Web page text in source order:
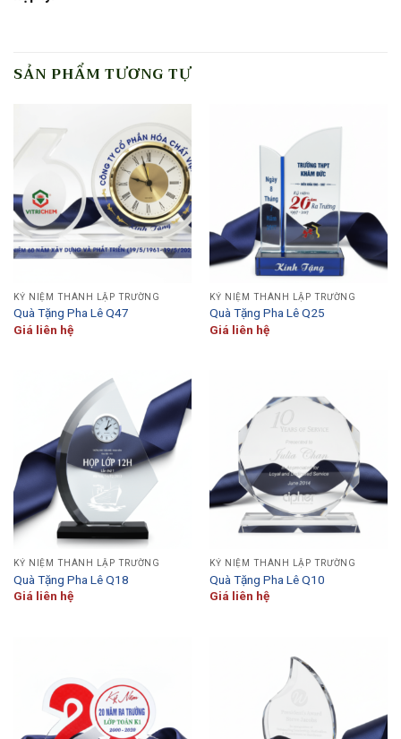
SẢN PHẨM TƯƠNG TỰ
KỶ NIỆM THÀNH LẬP TRƯỜNG
Quà Tặng Pha Lê Q47
Giá liên hệ
KỶ NIỆM THÀNH LẬP TRƯỜNG
Quà Tặng Pha Lê Q25
Giá liên hệ
KỶ NIỆM THÀNH LẬP TRƯỜNG
Quà Tặng Pha Lê Q18
Giá liên hệ
KỶ NIỆM THÀNH LẬP TRƯỜNG
Quà Tặng Pha Lê Q10
Giá liên hệ